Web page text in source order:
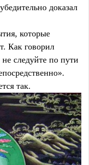
доказал
которые
Как говорил
следуйте по пути
так.